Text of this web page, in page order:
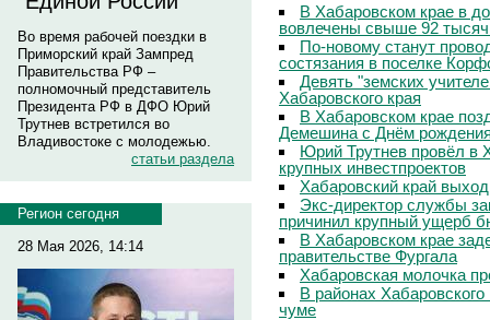
Во время рабочей поездки в
Приморский край Зампред
Правительства РФ –
полномочный представитель
Президента РФ в ДФО Юрий
Трутнев встретился во
Владивостоке с молодежью.
статьи раздела
Регион сегодня
28 Мая 2026, 14:14
В Хабаровском крае в
вовлечены свыше 92 тысяч
По-новому станут
состязания в поселке
Девять "земских
Хабаровского края
В Хабаровском крае
Демешина с Днём
Юрий Трутнев провёл в
крупных инвестпроектов
Хабаровский край
Экс-директор службы
причинил крупный ущерб
В Хабаровском крае
правительстве Фургала
Хабаровская молочка
В районах
чуме